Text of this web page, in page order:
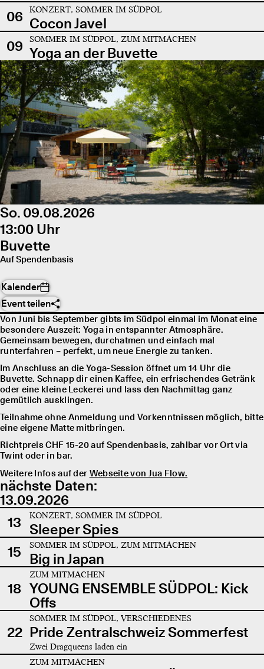
06 KONZERT, SOMMER IM SÜDPOL
Cocon Javel
09
SOMMER IM SÜDPOL, ZUM MITMACHEN
Yoga an der Buvette
So. 09.08.2026
13:00 Uhr
Buvette
Auf Spendenbasis
Kalender
Event teilen
Von Juni bis September gibts im Südpol einmal im Monat eine
besondere Auszeit: Yoga in entspannter Atmosphäre.
Gemeinsam bewegen, durchatmen und einfach mal
runterfahren – perfekt, um neue Energie zu tanken.
Im Anschluss an die Yoga-Session öffnet um 14 Uhr die
Buvette. Schnapp dir einen Kaffee, ein erfrischendes Getränk
oder eine kleine Leckerei und lass den Nachmittag ganz
gemütlich ausklingen.
Teilnahme ohne Anmeldung und Vorkenntnissen möglich, bitte
eine eigene Matte mitbringen.
Richtpreis CHF 15-20 auf Spendenbasis, zahlbar vor Ort via
Twint oder in bar.
Weitere Infos auf der Webseite von Jua Flow.
nächste Daten:
13.09.2026
13
KONZERT, SOMMER IM SÜDPOL
Sleeper Spies
15
SOMMER IM SÜDPOL, ZUM MITMACHEN
Big in Japan
18
ZUM MITMACHEN
YOUNG ENSEMBLE SÜDPOL: Kick
Offs
22
SOMMER IM SÜDPOL, VERSCHIEDENES
Pride Zentralschweiz Sommerfest
Zwei Dragqueens laden ein
ZUM MITMACHEN